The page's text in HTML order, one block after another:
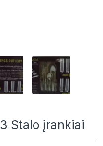
Stalo įrankiai